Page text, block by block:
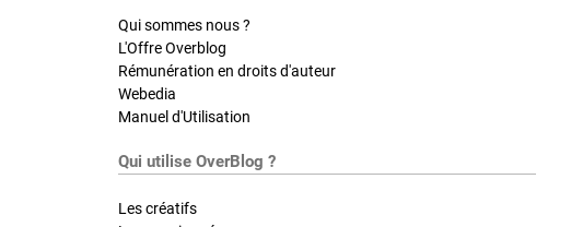
Qui sommes nous ?
L'Offre Overblog
Rémunération en droits d'auteur
Webedia
Manuel d'Utilisation
Qui utilise OverBlog ?
Les créatifs